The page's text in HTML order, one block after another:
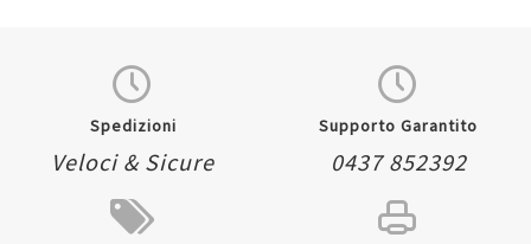
Spedizioni
Veloci & Sicure
Supporto Garantito
0437 852392